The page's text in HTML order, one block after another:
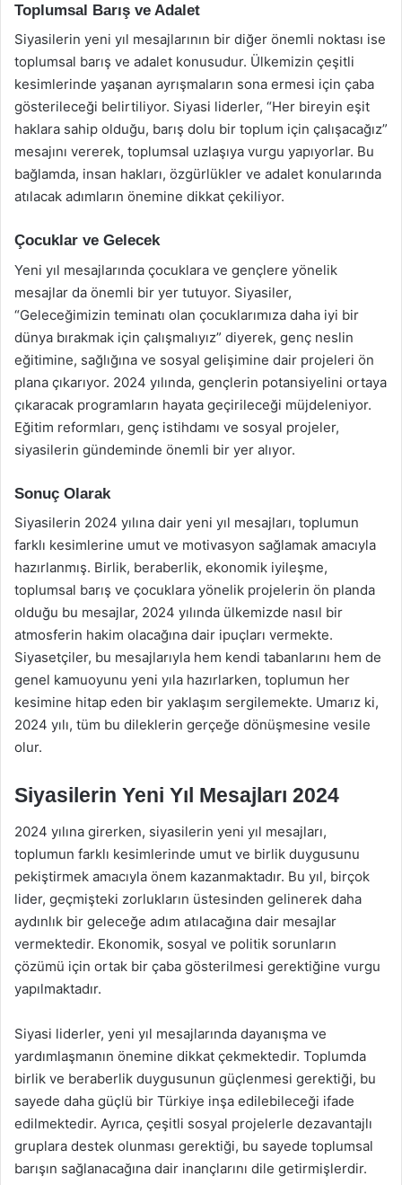
Toplumsal Barış ve Adalet
Siyasilerin yeni yıl mesajlarının bir diğer önemli noktası ise
toplumsal barış ve adalet konusudur. Ülkemizin çeşitli
kesimlerinde yaşanan ayrışmaların sona ermesi için çaba
gösterileceği belirtiliyor. Siyasi liderler, “Her bireyin eşit
haklara sahip olduğu, barış dolu bir toplum için çalışacağız”
mesajını vererek, toplumsal uzlaşıya vurgu yapıyorlar. Bu
bağlamda, insan hakları, özgürlükler ve adalet konularında
atılacak adımların önemine dikkat çekiliyor.
Çocuklar ve Gelecek
Yeni yıl mesajlarında çocuklara ve gençlere yönelik
mesajlar da önemli bir yer tutuyor. Siyasiler,
“Geleceğimizin teminatı olan çocuklarımıza daha iyi bir
dünya bırakmak için çalışmalıyız” diyerek, genç neslin
eğitimine, sağlığına ve sosyal gelişimine dair projeleri ön
plana çıkarıyor. 2024 yılında, gençlerin potansiyelini ortaya
çıkaracak programların hayata geçirileceği müjdeleniyor.
Eğitim reformları, genç istihdamı ve sosyal projeler,
siyasilerin gündeminde önemli bir yer alıyor.
Sonuç Olarak
Siyasilerin 2024 yılına dair yeni yıl mesajları, toplumun
farklı kesimlerine umut ve motivasyon sağlamak amacıyla
hazırlanmış. Birlik, beraberlik, ekonomik iyileşme,
toplumsal barış ve çocuklara yönelik projelerin ön planda
olduğu bu mesajlar, 2024 yılında ülkemizde nasıl bir
atmosferin hakim olacağına dair ipuçları vermekte.
Siyasetçiler, bu mesajlarıyla hem kendi tabanlarını hem de
genel kamuoyunu yeni yıla hazırlarken, toplumun her
kesimine hitap eden bir yaklaşım sergilemekte. Umarız ki,
2024 yılı, tüm bu dileklerin gerçeğe dönüşmesine vesile
olur.
Siyasilerin Yeni Yıl Mesajları 2024
2024 yılına girerken, siyasilerin yeni yıl mesajları,
toplumun farklı kesimlerinde umut ve birlik duygusunu
pekiştirmek amacıyla önem kazanmaktadır. Bu yıl, birçok
lider, geçmişteki zorlukların üstesinden gelinerek daha
aydınlık bir geleceğe adım atılacağına dair mesajlar
vermektedir. Ekonomik, sosyal ve politik sorunların
çözümü için ortak bir çaba gösterilmesi gerektiğine vurgu
yapılmaktadır.
Siyasi liderler, yeni yıl mesajlarında dayanışma ve
yardımlaşmanın önemine dikkat çekmektedir. Toplumda
birlik ve beraberlik duygusunun güçlenmesi gerektiği, bu
sayede daha güçlü bir Türkiye inşa edilebileceği ifade
edilmektedir. Ayrıca, çeşitli sosyal projelerle dezavantajlı
gruplara destek olunması gerektiği, bu sayede toplumsal
barışın sağlanacağına dair inançlarını dile getirmişlerdir.